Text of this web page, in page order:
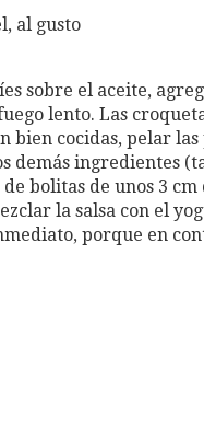
al gusto
sobre el aceite,
lento. Las
bien cocidas, pelar
demás ingredientes
bolitas de unos 3
la salsa con el
porque en